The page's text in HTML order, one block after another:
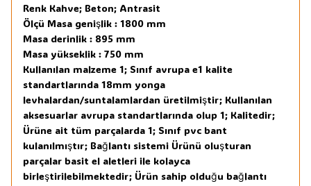
Renk Kahve; Beton; Antrasit
Ölçü Masa genişlik : 1800 mm
Masa derinlik : 895 mm
Masa yükseklik : 750 mm
Kullanılan malzeme 1; Sınıf avrupa e1 kalite
standartlarında 18mm yonga
levhalardan/suntalamlardan üretilmiştir; Kullanılan
aksesuarlar avrupa standartlarında olup 1; Kalitedir;
Ürüne ait tüm parçalarda 1; Sınıf pvc bant
kulanılmıştır; Bağlantı sistemi Ürünü oluşturan
parçalar basit el aletleri ile kolayca
birleştirilebilmektedir; Ürün sahip olduğu bağlantı